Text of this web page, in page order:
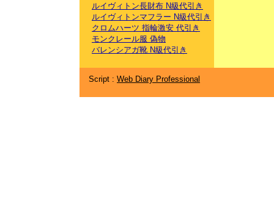
ルイヴィトン長財布 N級代引き
ルイヴィトンマフラー N級代引き
クロムハーツ 指輪激安 代引き
モンクレール服 偽物
バレンシアガ靴 N級代引き
Script : Web Diary Professional